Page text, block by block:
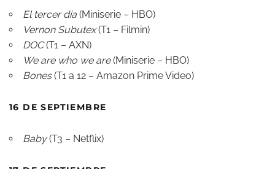
El tercer día (Miniserie – HBO)
Vernon Subutex(T1 – Filmin)
DOC(T1 – AXN)
We are who we are(Miniserie – HBO)
Bones(T1 a 12 – Amazon Prime Video)
16 DE SEPTIEMBRE
Baby(T3 – Netflix)